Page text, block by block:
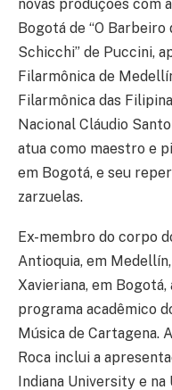
novas produções com
Bogotá de “O Barbeiro
Schicchi” de Puccini,
Filarmônica de
Filarmônica das
Nacional Cláudio
atua como maestro e
em Bogotá, e seu
zarzuelas.
Ex-membro do corpo
Antioquia, em
Xavieriana, em
programa acadêmico
Música de Cartagena.
Roca inclui a
Indiana University e